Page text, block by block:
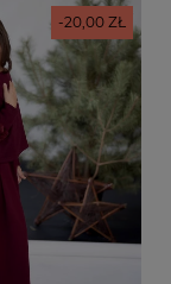
-20,00 ZŁ